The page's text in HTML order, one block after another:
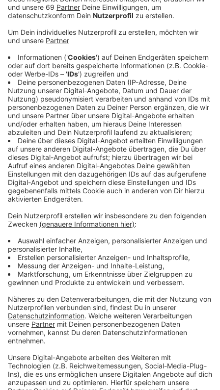
Aktuell 600 Omikron-Fälle in Münster
bestätigt
Anzeige
In Münster gibt es bislang 600 bestätigte Omikron-
Fälle. Die Zahl liegt im NRW-Vergleich weit über dem
Durchschnitt (siehe Grafik). Münsters Krisenstabsleiter
hält es für zumindest nicht unwahrscheinlich, dass
Omikron diese stark beschleunigte Entwicklung bei
uns in Münster in Gang gesetzt hat. Und offenbar ist
dieser dramatisch Anstieg auch noch nicht zu Ende.
Anzeige
Omikron-Fälle pro 100.000 Einwohner:innen in NRW
Anzeige
Anstieg konträr zur Situation in NRW
Anzeige
Seit Weihnachten geht das dramatisch nach oben mit
dem Corona-Inzidenzwert in Münster. Im Gegensatz
übrigens zum restlichen Bundesland NRW, wo die
Zahlen im selben Zeitraum gesunken sind. Diese
rasante Verbreitung ausgerechnet in Münster lässt
deshalb ebenfalls auf die hochansteckende Omikron-
Variante schließen.